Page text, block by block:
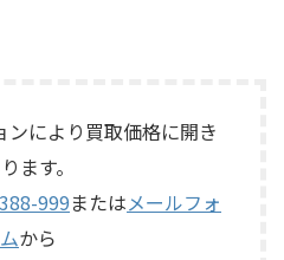
ンにより買取価格に開き
ます。
999またはメールフォ
から